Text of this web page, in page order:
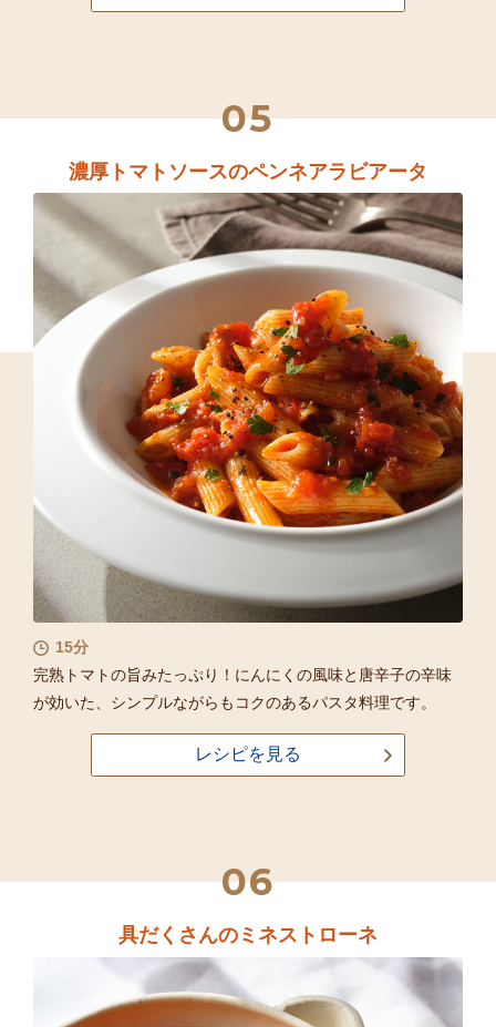
05
濃厚トマトソースのペンネアラビアータ
15分
完熟トマトの旨みたっぷり！にんにくの風味と唐辛子の辛味
が効いた、シンプルながらもコクのあるパスタ料理です。
レシピを見る
06
具だくさんのミネストローネ